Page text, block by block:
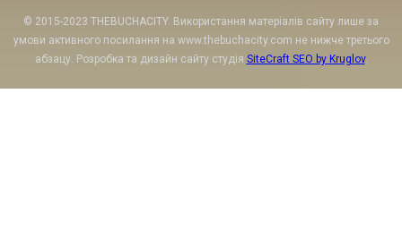
© 2015-2023 THEBUCHACITY. Використання матеріалів сайту лише за
умови активного посилання на www.thebuchacity.com не нижче третього
абзацу. Розробка та дизайн сайту студія SiteCraft SEO by Kruglov.